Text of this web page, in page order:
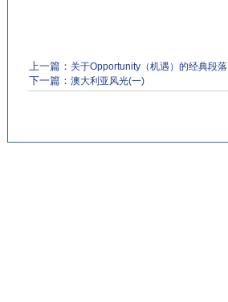
上一篇： 关于Opportunity（机遇）的经典段落
下一篇： 澳大利亚风光(一)